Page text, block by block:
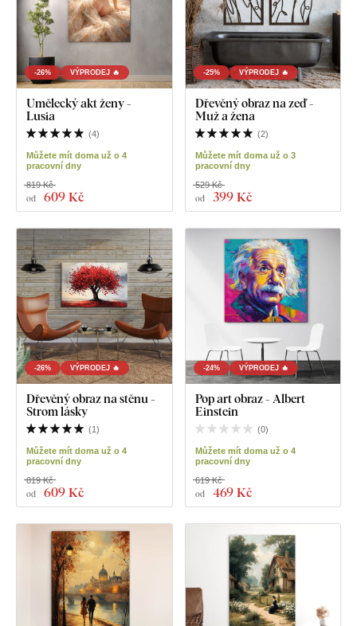
-26% VÝPRODEJ 🔥
Umělecký akt ženy -
Lusia
(4)
Můžete mít doma už o 4
pracovní dny
od 609 Kč
819 Kč
-25% VÝPRODEJ 🔥
Dřevěný obraz na zeď -
Muž a žena
(2)
Můžete mít doma už o 3
pracovní dny
od 399 Kč
529 Kč
-26% VÝPRODEJ 🔥
Dřevěný obraz na stěnu -
Strom lásky
(1)
Můžete mít doma už o 4
pracovní dny
od 609 Kč
819 Kč
-24% VÝPRODEJ 🔥
Pop art obraz - Albert
Einstein
(0)
Můžete mít doma už o 4
pracovní dny
od 469 Kč
619 Kč